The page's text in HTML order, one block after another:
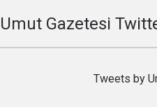
Umut Gazetesi
Tweets by